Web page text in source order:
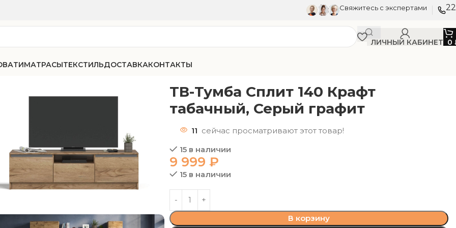
Свяжитесь с экспертами
ЛИЧНЫЙ КАБИНЕТ 0
МАТРАСЫТЕКСТИЛЬДОСТАВКАКОНТАКТЫ
ТВ-Тумба Сплит 140 Крафт
табачный, Серый графит
11 сейчас просматривают этот товар!
15 в наличии
9 999₽
15 в наличии
В корзину